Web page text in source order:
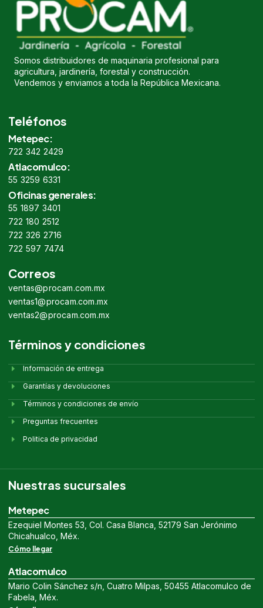
Somos distribuidores de maquinaria profesional para
agricultura, jardinería, forestal y construcción.
Vendemos y enviamos a toda la República Mexicana.
Teléfonos
Metepec:
722 342 2429
Atlacomulco:
55 3259 6331
Oficinas generales:
55 1897 3401
722 180 2512
722 326 2716
722 597 7474
Correos
ventas@procam.com.mx
ventas1@procam.com.mx
ventas2@procam.com.mx
Términos y condiciones
Información de entrega
Garantías y devoluciones
Términos y condiciones de envío
Preguntas frecuentes
Politica de privacidad
Nuestras sucursales
Metepec
Ezequiel Montes 53, Col. Casa Blanca, 52179 San Jerónimo
Chicahualco, Méx.
Cómo llegar
Atlacomulco
Mario Colin Sánchez s/n, Cuatro Milpas, 50455 Atlacomulco de
Fabela, Méx.